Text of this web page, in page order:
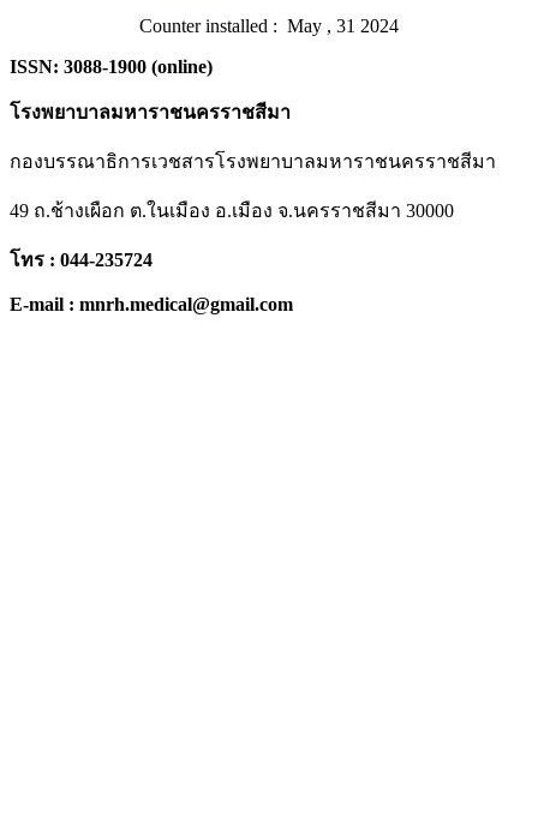
Counter installed : May , 31 2024
ISSN: 3088-1900 (online)
โรงพยาบาลมหาราชนครราชสีมา
กองบรรณาธิการเวชสารโรงพยาบาลมหาราชนครราชสีมา
49 ถ.ช้างเผือก ต.ในเมือง อ.เมือง จ.นครราชสีมา 30000
โทร : 044-235724
E-mail : mnrh.medical@gmail.com